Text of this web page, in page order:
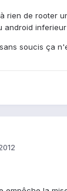
rien de rooter
android
soucis ça